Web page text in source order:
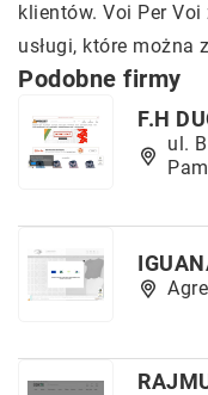
klientów. Voi Per
usługi, które można
Podobne firmy
F.H
ul.